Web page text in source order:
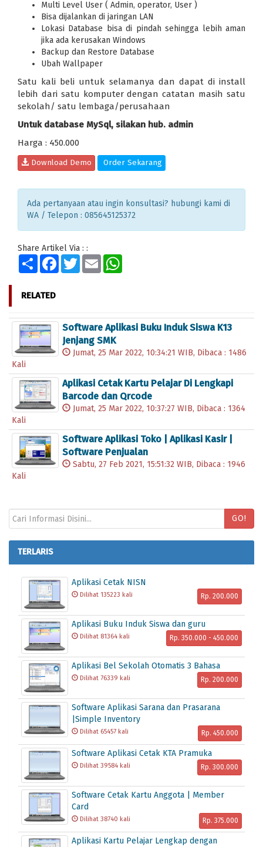
Multi Level User ( Admin, operator, User )
Bisa dijalankan di jaringan LAN
Lokasi Database bisa di pindah sehingga lebih aman
jika ada kerusakan Windows
Backup dan Restore Database
Ubah Wallpaper
Satu kali beli untuk selamanya dan dapat di install
lebih dari satu komputer dengan catatan masih satu
sekolah/ satu lembaga/perusahaan
Untuk database MySql, silakan hub. admin
Harga : 450.000
Download Demo Order Sekarang
Ada pertanyaan atau ingin konsultasi? hubungi kami di
WA / Telepon : 085645125372
Share Artikel Via : :
Share Facebook
TwitterEmail
RELATED
Software Aplikasi Buku Induk Siswa K13
Jenjang SMK
Jumat, 25 Mar 2022, 10:34:21 WIB, Dibaca : 1486
Kali
Aplikasi Cetak Kartu Pelajar Di Lengkapi
Barcode dan Qrcode
Jumat, 25 Mar 2022, 10:37:27 WIB, Dibaca : 1364
Kali
Software Aplikasi Toko | Aplikasi Kasir |
Software Penjualan
Sabtu, 27 Feb 2021, 15:51:32 WIB, Dibaca : 1946
Kali
GO!
TERLARIS
Aplikasi Cetak NISN
Dilihat 135223 kali Rp. 200.000
Aplikasi Buku Induk Siswa dan guru
Dilihat 81364 kali Rp. 350.000 - 450.000
Aplikasi Bel Sekolah Otomatis 3 Bahasa
Dilihat 76339 kali Rp. 200.000
Software Aplikasi Sarana dan Prasarana
|Simple Inventory
Dilihat 65457 kali Rp. 450.000
Software Aplikasi Cetak KTA Pramuka
Dilihat 39584 kali Rp. 300.000
Software Cetak Kartu Anggota | Member
Card
Dilihat 38740 kali Rp. 375.000
Aplikasi Kartu Pelajar Lengkap dengan